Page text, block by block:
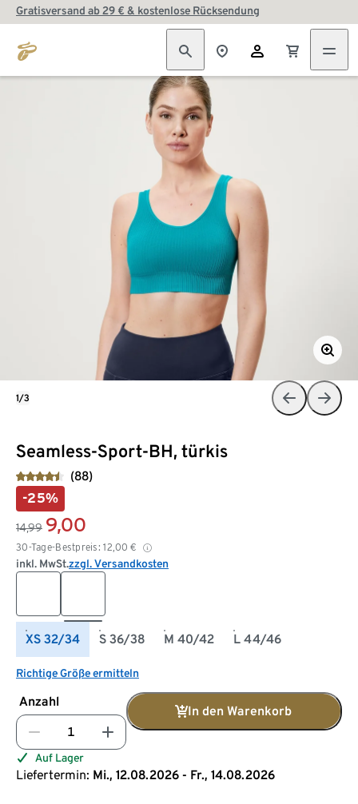
Gratisversand ab 29 € & kostenlose Rücksendung
Seamless-Sport-BH, türkis
(88)
-25%
14,99 9,00
30-Tage-Bestpreis: 12,00 €
inkl. MwSt.zzgl. Versandkosten
XS 32/34 S 36/38 M 40/42 L 44/46
Richtige Größe ermitteln
Anzahl
In den Warenkorb
Auf Lager
Liefertermin: Mi., 12.08.2026 - Fr., 14.08.2026
1/3